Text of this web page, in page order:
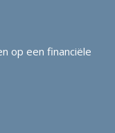
op een financiële